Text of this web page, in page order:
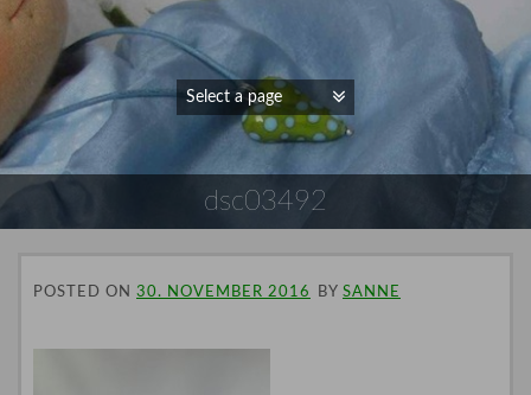
dsc03492
POSTED ON 30. NOVEMBER 2016 BY SANNE